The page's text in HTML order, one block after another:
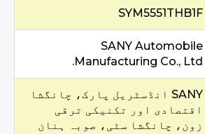
SYM5551THB1F
SANY Automobile
Manufacturing Co., Ltd.
SANY انڈسٹریل پارک، چانگشا
اقتصادی اور تکنیکی ترقی
زون، چانگشا سٹی، صوبہ ہنان